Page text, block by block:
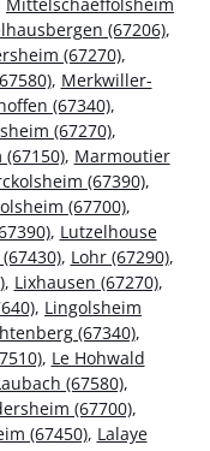
(67206),
(67270),
, Merkwiller-
(67340),
(67270),
, Marmoutier
(67390),
(67700),
, Lutzelhouse
, Lohr (67290),
, Lixhausen (67270),
, Lingolsheim
(67340),
, Le Hohwald
(67580),
(67700),
(67450), Lalaye